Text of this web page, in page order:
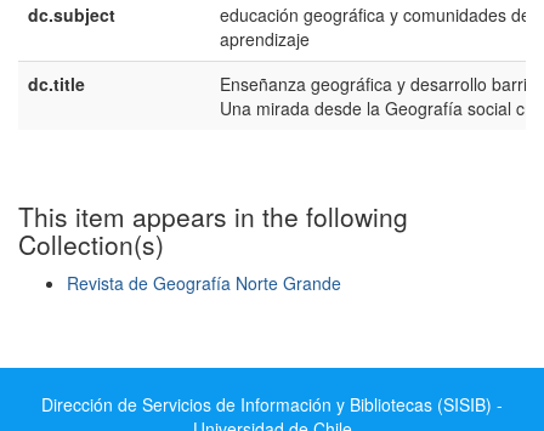
dc.subject
educación geográfica y comunidades de
aprendizaje
dc.title
Enseñanza geográfica y desarrollo barrial.
Una mirada desde la Geografía social
This item appears in the following
Collection(s)
Revista de Geografía Norte Grande
Dirección de Servicios de Información y Bibliotecas (SISIB) -